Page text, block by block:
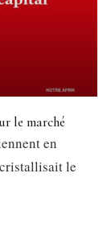
le marché
en
le